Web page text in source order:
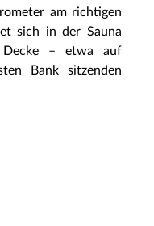
am richtigen
sich in der Sauna
– etwa auf
Bank sitzenden